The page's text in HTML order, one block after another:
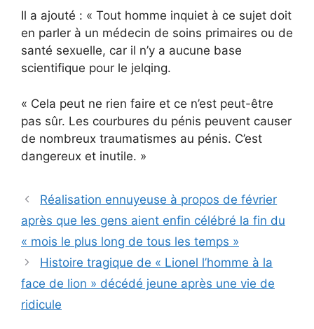
Il a ajouté : « Tout homme inquiet à ce sujet doit
en parler à un médecin de soins primaires ou de
santé sexuelle, car il n’y a aucune base
scientifique pour le jelqing.
« Cela peut ne rien faire et ce n’est peut-être
pas sûr. Les courbures du pénis peuvent causer
de nombreux traumatismes au pénis. C’est
dangereux et inutile. »
Réalisation ennuyeuse à propos de février
après que les gens aient enfin célébré la fin du
« mois le plus long de tous les temps »
Histoire tragique de « Lionel l’homme à la
face de lion » décédé jeune après une vie de
ridicule